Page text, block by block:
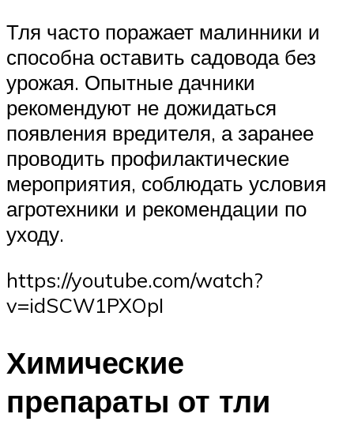
Тля часто поражает малинники и
способна оставить садовода без
урожая. Опытные дачники
рекомендуют не дожидаться
появления вредителя, а заранее
проводить профилактические
мероприятия, соблюдать условия
агротехники и рекомендации по
уходу.
https://youtube.com/watch?
v=idSCW1PXOpI
Химические
препараты от тли